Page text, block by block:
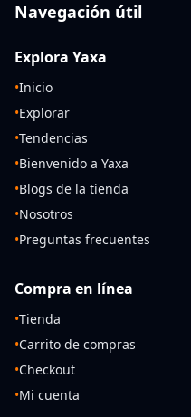
Navegación útil
Explora Yaxa
•Inicio
•Explorar
•Tendencias
•Bienvenido a Yaxa
•Blogs de la tienda
•Nosotros
•Preguntas frecuentes
Compra en línea
•Tienda
•Carrito de compras
•Checkout
•Mi cuenta